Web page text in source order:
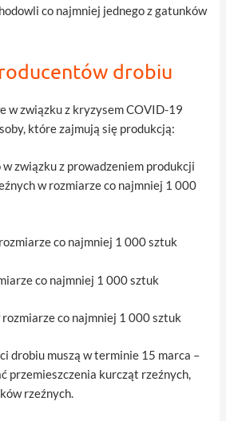
co najmniej jednego z gatunków
drobiu
w związku z kryzysem COVID-19
które zajmują się produkcją:
związku z prowadzeniem produkcji
w rozmiarze co najmniej 1 000
co najmniej 1 000 sztuk
co najmniej 1 000 sztuk
co najmniej 1 000 sztuk
drobiu muszą w terminie 15 marca –
przemieszczenia kurcząt rzeźnych,
rzeźnych.